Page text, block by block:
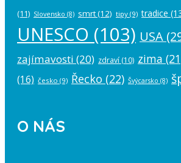
(11) Slovensko (8) smrt(12) tipy (9) tradice
UNESCO (103) USA
zajímavosti (20) zdraví (10) zima
(16) česko (9) Řecko (22) Švýcarsko (8)
O NÁS